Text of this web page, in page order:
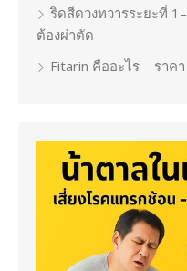
ริดสีดวงทวารระยะที่
ต้องผ่าตัด
Fitarin คืออะไร – ราค